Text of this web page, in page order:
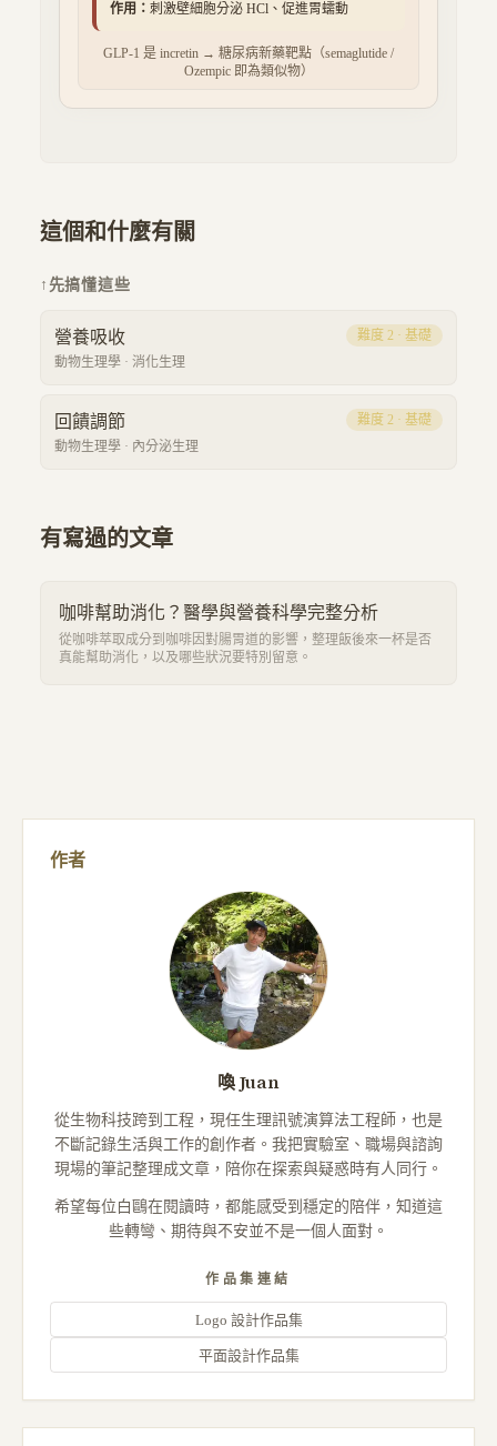
作用： 刺激壁細胞分泌 HCl、促進胃蠕動
GLP-1 是 incretin → 糖尿病新藥靶點（semaglutide /
Ozempic 即為類似物）
這個和什麼有關
↑ 先搞懂這些
營養吸收
動物生理學 · 消化生理
難度 2 · 基礎
回饋調節
動物生理學 · 內分泌生理
難度 2 · 基礎
有寫過的文章
咖啡幫助消化？醫學與營養科學完整分析
從咖啡萃取成分到咖啡因對腸胃道的影響，整理飯後來一杯是否
真能幫助消化，以及哪些狀況要特別留意。
作者
喚 Juan
從生物科技跨到工程，現任生理訊號演算法工程師，也是
不斷記錄生活與工作的創作者。我把實驗室、職場與諮詢
現場的筆記整理成文章，陪你在探索與疑惑時有人同行。
希望每位白鷗在閱讀時，都能感受到穩定的陪伴，知道這
些轉彎、期待與不安並不是一個人面對。
作品集連結
Logo 設計作品集
平面設計作品集